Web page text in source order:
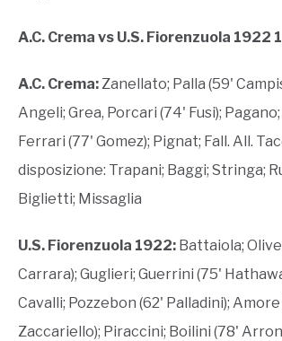
A.C. Crema vs U.S. Fiorenzuola 1922
A.C. Crema:Zanellato; Palla (59'
Angeli; Grea, Porcari (74' Fusi);
Ferrari (77' Gomez); Pignat; Fall. All.
disposizione: Trapani; Baggi; Stringa;
Biglietti; Missaglia
U.S. Fiorenzuola 1922: Battaiola;
Carrara); Guglieri; Guerrini (75'
Cavalli; Pozzebon (62' Palladini);
Zaccariello); Piraccini; Boilini (78'